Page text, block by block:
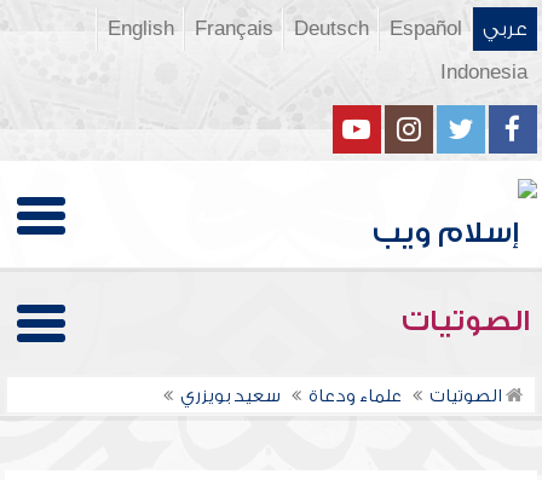
عربي Español
Deutsch
Français
English
Indonesia
الصوتيات
الصوتيات علماء ودعاة سعيد بويزري